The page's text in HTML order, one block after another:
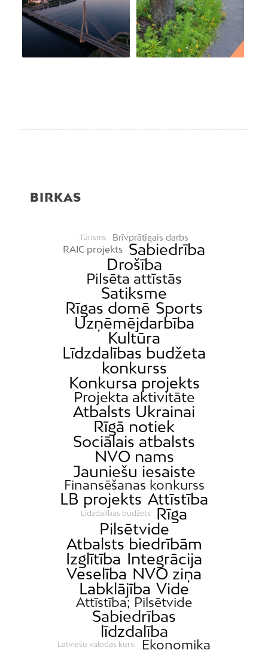
BIRKAS
Tūrisms Brīvprātīgais darbs
RAIC projekts
Sabiedrība
Drošība
Pilsēta attīstās
Satiksme
Rīgas domē Sports
Uzņēmējdarbība
Kultūra
Līdzdalības budžeta
konkurss
Konkursa projekts
Projekta aktivitāte
Atbalsts Ukrainai
Rīgā notiek
Sociālais atbalsts
NVO nams
Jauniešu iesaiste
Finansēšanas konkurss
LB projekts Attīstība
Līdzdalības budžets
Rīga
Pilsētvide
Atbalsts biedrībām
Izglītība Integrācija
Veselība NVO ziņa
Labklājība Vide
Attīstība; Pilsētvide
Sabiedrības
līdzdalība
Latviešu valodas kursi Ekonomika